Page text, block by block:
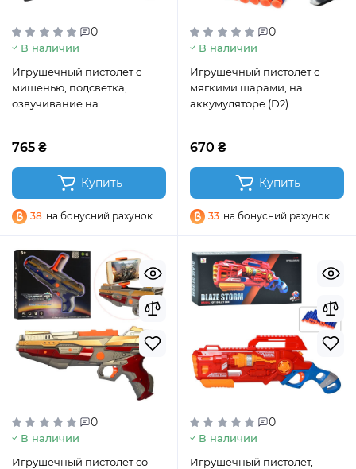
0
В наличии
Игрушечный пистолет с
мишенью, подсветка,
озвучивание на
765 ₴
Купить
38 на бонусний рахунок
0
В наличии
Игрушечный пистолет с
мягкими шарами, на
аккумуляторе (D2)
670 ₴
Купить
33 на бонусний рахунок
0
В наличии
Игрушечный пистолет со
0
В наличии
Игрушечный пистолет,